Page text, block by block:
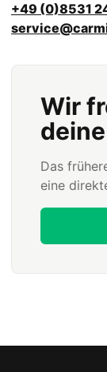
+49 (0)8531
Wir
Das
eine